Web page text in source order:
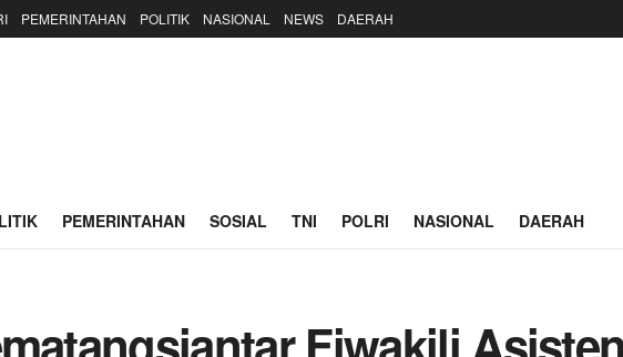
PEMERINTAHAN POLITIK NASIONAL NEWS DAERAH
PEMERINTAHAN SOSIAL TNI POLRI NASIONAL DAERAH